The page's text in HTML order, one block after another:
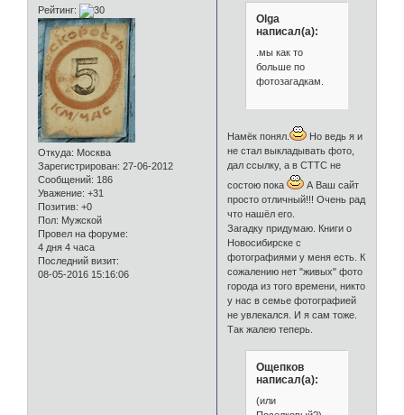
Рейтинг:
Откуда: Москва
Зарегистрирован: 27-06-2012
Сообщений: 186
Уважение: +31
Позитив: +0
Пол: Мужской
Провел на форуме:
4 дня 4 часа
Последний визит:
08-05-2016 15:16:06
Olga
написал(а):
.мы как то
больше по
фотозагадкам.
Намёк понял.
Но ведь я и
не стал выкладывать фото,
дал ссылку, а в СТТС не
состою пока
А Ваш сайт
просто отличный!!! Очень рад
что нашёл его.
Загадку придумаю. Книги о
Новосибирске с
фотографиями у меня есть. К
сожалению нет "живых" фото
города из того времени, никто
у нас в семье фотографией
не увлекался. И я сам тоже.
Так жалею теперь.
Ощепков
написал(а):
(или